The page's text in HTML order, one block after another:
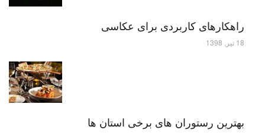
راهکارهای کاربردی برای عکاسی
18 تیر, 1398
بهترین رستوران های برخی استان ها